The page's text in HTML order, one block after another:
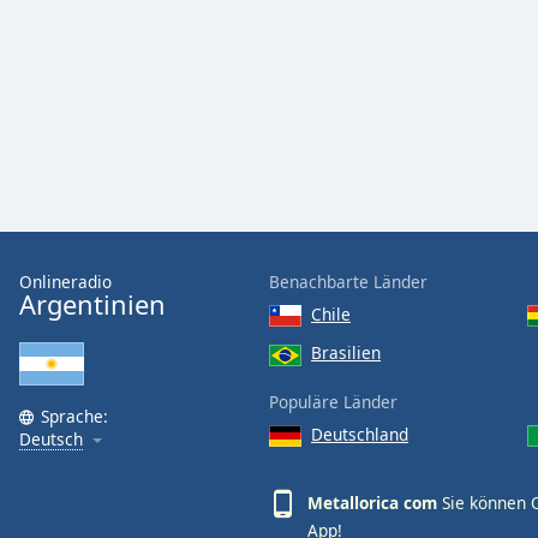
window.
Beginning
dialog
window.
Escape
will
Onlineradio
Argentinien
Sprache:
Deutsch
Benachbarte Länder
Chile
Brasilien
Populäre Länder
Deutschland
Metallorica com Sie können
App!